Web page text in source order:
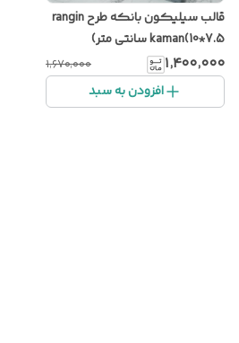
قالب سیلیکون بانکه طرح rangin
kaman(10*7.5 سانتی متر)
۱٬۴۰۰٬۰۰۰ ۱٬۶۷۰٬۰۰۰
افزودن به سبد